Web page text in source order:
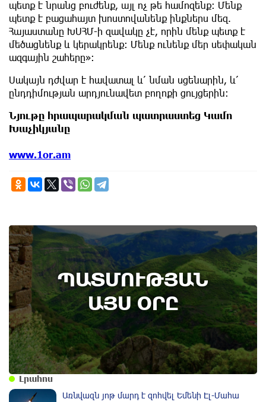
պետք է նրանց բուժենք, այլ ոչ թե համոզենք։ Մենք
պետք է բացահայտ խոստովանենք ինքներս մեզ.
Հայաստանը ԽՍՀՄ-ի զավակը չէ, որին մենք պետք է
մեծացնենք և կերակրենք։ Մենք ունենք մեր սեփական
ազգային շահերը»։
Սակայն դժվար է հավատալ և՛ նման սցենարին, և՛
ընդդիմության արդյունավետ բողոքի ցույցերին։
Նյութը հրապարակման պատրաստեց Կամո
Խաչիկյանը
www.1or.am
ՊԱՏՄՈՒԹՅԱՆ
ԱՅՍ ՕՐԸ
10th of August
Անտառային հրդեհներից պաշտպանության
օր. պատմության այս օրը (9 օգոստոս)
Լրահոս
Առնվազն յոթ մարդ է զոհվել Եմենի Էլ-Մահա